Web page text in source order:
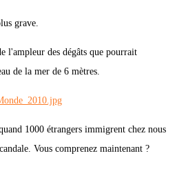
grave.
l'ampleur des dégâts que pourrait
de la mer de 6 mètres.
1000 étrangers immigrent chez nous
Vous comprenez maintenant ?